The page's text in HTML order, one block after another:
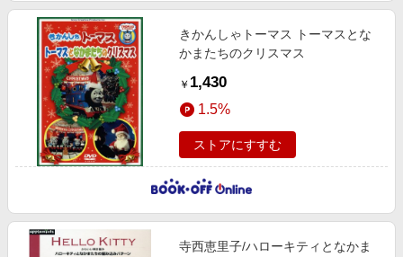
きかんしゃトーマス トーマスとな
かまたちのクリスマス
￥ 1,430
1.5%
ストアにすすむ
寺西恵里子/ハローキティとなかま